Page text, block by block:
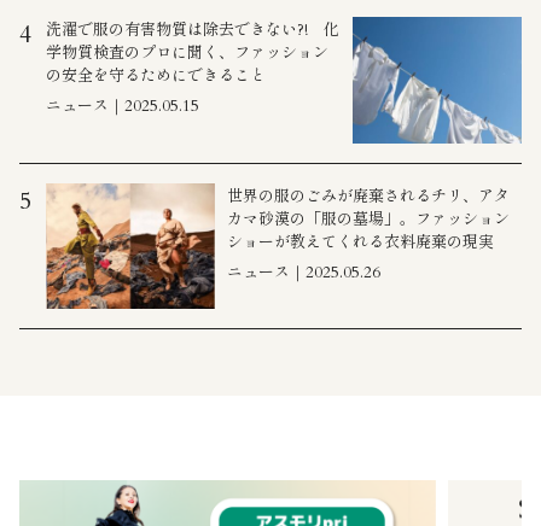
4
洗濯で服の有害物質は除去できない?! 化
学物質検査のプロに聞く、ファッション
の安全を守るためにできること
ニュース｜2025.05.15
5
世界の服のごみが廃棄されるチリ、アタ
カマ砂漠の「服の墓場」。ファッション
ショーが教えてくれる衣料廃棄の現実
ニュース｜2025.05.26